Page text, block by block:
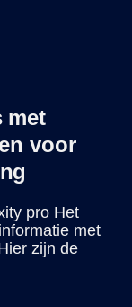
met
voor
pro Het
met
zijn de